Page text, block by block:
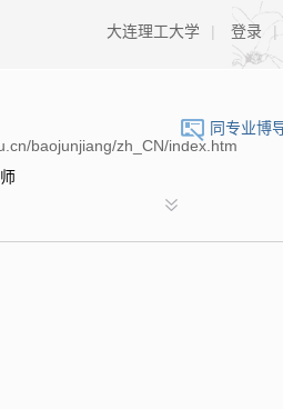
大连理工大学 | 登录 |
同专业博
baojunjiang/zh_CN/index.htm